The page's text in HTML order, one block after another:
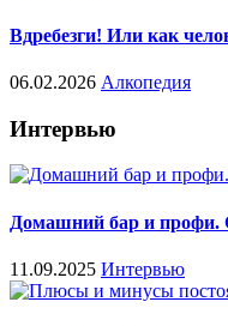
Вдребезги! Или как
06.02.2026 Алкопедия
Интервью
Домашний бар и профи.
11.09.2025 Интервью